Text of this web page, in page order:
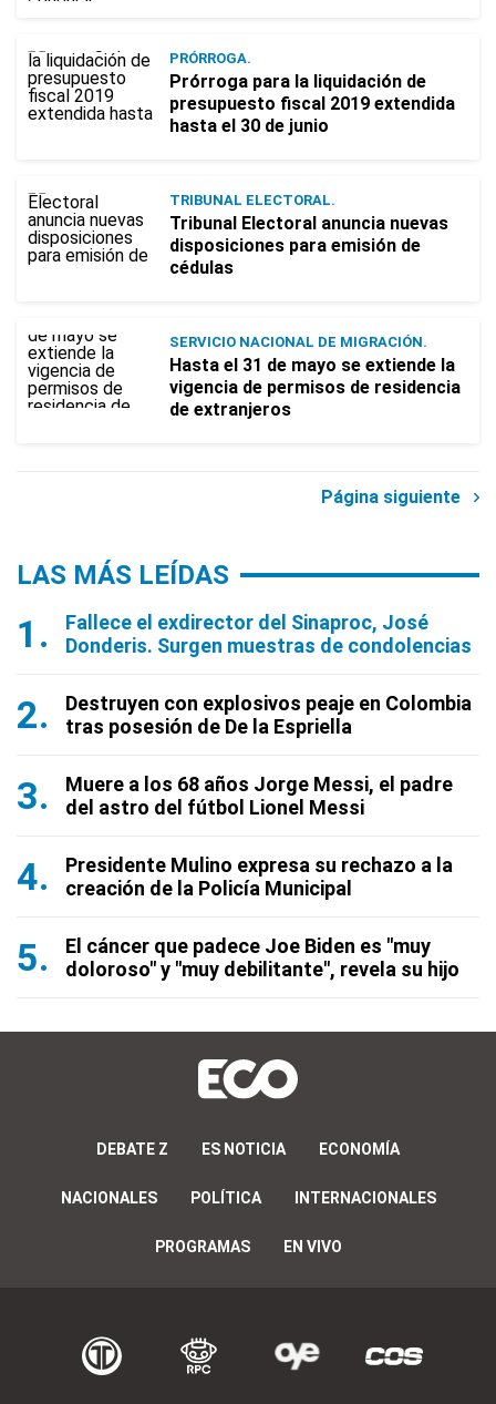
PRÓRROGA.
Prórroga para la liquidación de
presupuesto fiscal 2019 extendida
hasta el 30 de junio
TRIBUNAL ELECTORAL.
Tribunal Electoral anuncia nuevas
disposiciones para emisión de
cédulas
SERVICIO NACIONAL DE MIGRACIÓN.
Hasta el 31 de mayo se extiende la
vigencia de permisos de residencia
de extranjeros
Página siguiente
LAS MÁS LEÍDAS
Fallece el exdirector del Sinaproc, José
Donderis. Surgen muestras de condolencias
Destruyen con explosivos peaje en Colombia
tras posesión de De la Espriella
Muere a los 68 años Jorge Messi, el padre
del astro del fútbol Lionel Messi
Presidente Mulino expresa su rechazo a la
creación de la Policía Municipal
El cáncer que padece Joe Biden es "muy
doloroso" y "muy debilitante", revela su hijo
DEBATE Z ES NOTICIA ECONOMÍA
NACIONALES POLÍTICA INTERNACIONALES
PROGRAMAS EN VIVO